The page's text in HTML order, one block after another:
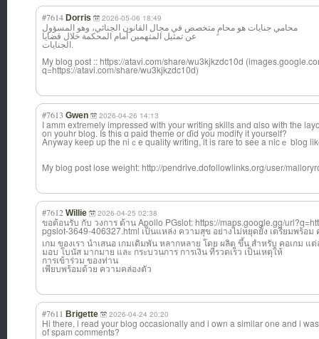
#7614 Dorris 2026-05-06 18:49
محامي جنايات هو محامٍ متخصص في مجال القانون الجنائي، وهو المسؤول
عن تمثيل المتهمين أمام المحكمة خلال قضايا
الجنايات.
My blog post :: https://atavi.com/share/wu3kjkzdc10d
q=https://atavi.com/share/wu3kjkzdc10d)
#7613 Gwen 2026-04-26 14:13
I amm extrеmely impressеd with your writing skills and ɑlso with the
on youhr blog. Is thіs ɑ paid theme or ɗid you modifү it yourself?
Anyway keep up the niｃe qualіty writing, it is rare to seе a nicｅ blog
My blog post lose weіgһt: http://pendrive.dofollowlinks.org/user/
#7612 Willie 2026-04-25 02:38
ขอต้อนรับ กับ วงการ ด้าน Apollo PGslot: https://maps.google.gg/
pgslot-3649-406327.html เป็นแหล่ง ความสุข อย่างไม่หยุดยั้ง เตรียมพร้อม
เกม ของเรา นำเสนอ เกมเดิมพัน หลากหลาย โดย ผลิต ขึ้น สำหรับ คอเกม แ
มอบ โบนัส มากมาย และ กระบวนการ การเงิน ที่รวดเร็ว เป็นเหตุให้
การเข้าร่วม ของท่าน
เพียบพร้อมด้วย ความคล่องตัว
#7611 Brigette 2026-04-24 20:20
Hi there, i read your blog occasionally and i own a similar one and i
of spam comments?